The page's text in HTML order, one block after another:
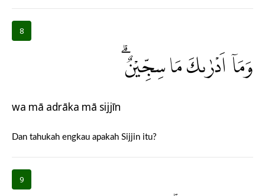
8
وَمَآ اَدْرٰىكَ مَا سِجِّيْنٌۗ
wa mā adrāka mā sijjīn
Dan tahukah engkau apakah Sijjin itu?
9